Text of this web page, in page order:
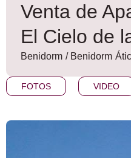
Venta de
El Cielo de
Benidorm / Benidorm
FOTOS VIDEO